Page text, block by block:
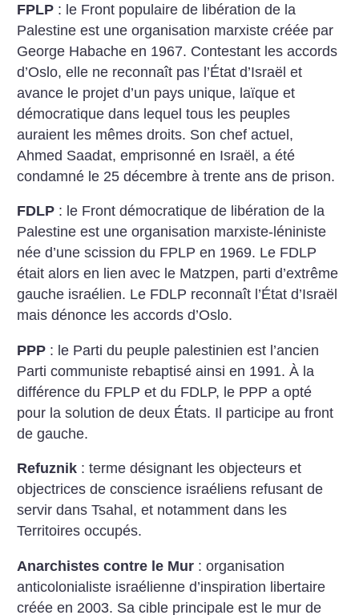
FPLP : le Front populaire de libération de la
Palestine est une organisation marxiste créée par
George Habache en 1967. Contestant les accords
d’Oslo, elle ne reconnaît pas l’État d’Israël et
avance le projet d’un pays unique, laïque et
démocratique dans lequel tous les peuples
auraient les mêmes droits. Son chef actuel,
Ahmed Saadat, emprisonné en Israël, a été
condamné le 25 décembre à trente ans de prison.
FDLP : le Front démocratique de libération de la
Palestine est une organisation marxiste-léniniste
née d’une scission du FPLP en 1969. Le FDLP
était alors en lien avec le Matzpen, parti d’extrême
gauche israélien. Le FDLP reconnaît l’État d’Israël
mais dénonce les accords d’Oslo.
PPP : le Parti du peuple palestinien est l’ancien
Parti communiste rebaptisé ainsi en 1991. À la
différence du FPLP et du FDLP, le PPP a opté
pour la solution de deux États. Il participe au front
de gauche.
Refuznik : terme désignant les objecteurs et
objectrices de conscience israéliens refusant de
servir dans Tsahal, et notamment dans les
Territoires occupés.
Anarchistes contre le Mur : organisation
anticolonialiste israélienne d’inspiration libertaire
créée en 2003. Sa cible principale est le mur de